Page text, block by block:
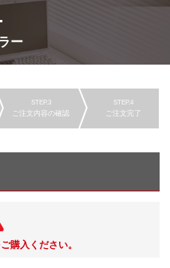
ー
ご注文内容の確認 ご注文完了
購入ください。